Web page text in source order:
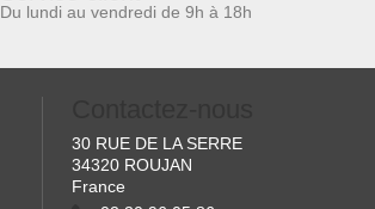
Du lundi au vendredi de 9h à 18h
30 RUE DE LA SERRE
34320 ROUJAN
France